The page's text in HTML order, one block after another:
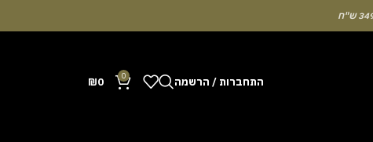
התחברות / הרשמה 0
₪0